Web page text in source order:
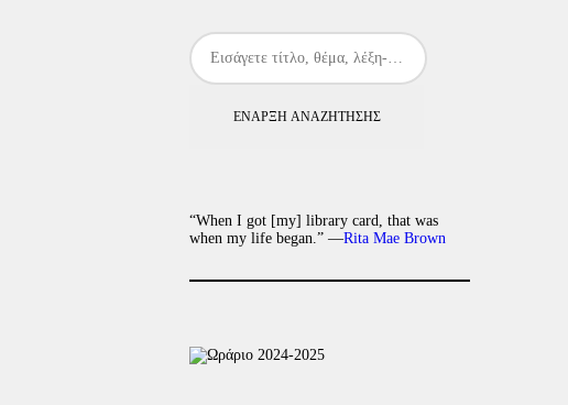
ΈΝΑΡΞΗ ΑΝΑΖΉΤΗΣΗΣ
“When I got [my] library card, that was
when my life began.” —Rita Mae Brown